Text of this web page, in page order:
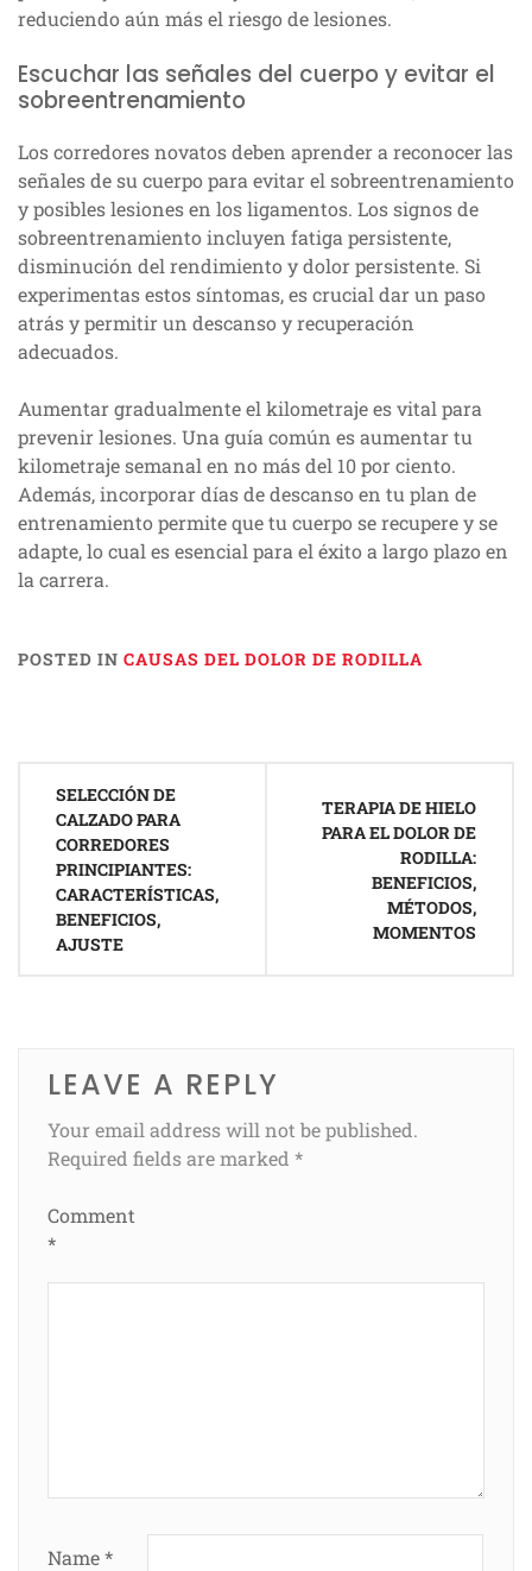
reduciendo aún más el riesgo de lesiones.
Escuchar las señales del cuerpo y evitar el
sobreentrenamiento
Los corredores novatos deben aprender a reconocer las
señales de su cuerpo para evitar el sobreentrenamiento
y posibles lesiones en los ligamentos. Los signos de
sobreentrenamiento incluyen fatiga persistente,
disminución del rendimiento y dolor persistente. Si
experimentas estos síntomas, es crucial dar un paso
atrás y permitir un descanso y recuperación
adecuados.
Aumentar gradualmente el kilometraje es vital para
prevenir lesiones. Una guía común es aumentar tu
kilometraje semanal en no más del 10 por ciento.
Además, incorporar días de descanso en tu plan de
entrenamiento permite que tu cuerpo se recupere y se
adapte, lo cual es esencial para el éxito a largo plazo en
la carrera.
POSTED IN CAUSAS DEL DOLOR DE RODILLA
navigation
SELECCIÓN DE
CALZADO PARA
CORREDORES
PRINCIPIANTES:
CARACTERÍSTICAS,
BENEFICIOS,
AJUSTE
TERAPIA DE HIELO
PARA EL DOLOR DE
RODILLA:
BENEFICIOS,
MÉTODOS,
MOMENTOS
LEAVE A REPLY
Your email address will not be published.
Required fields are marked *
Comment
*
Name*